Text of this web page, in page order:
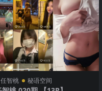
任智桃 秘语空间